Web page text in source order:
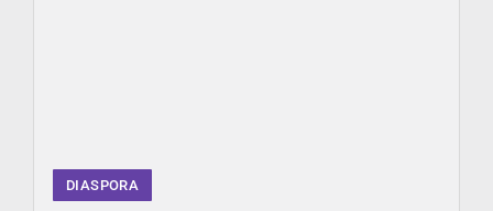
DIASPORA